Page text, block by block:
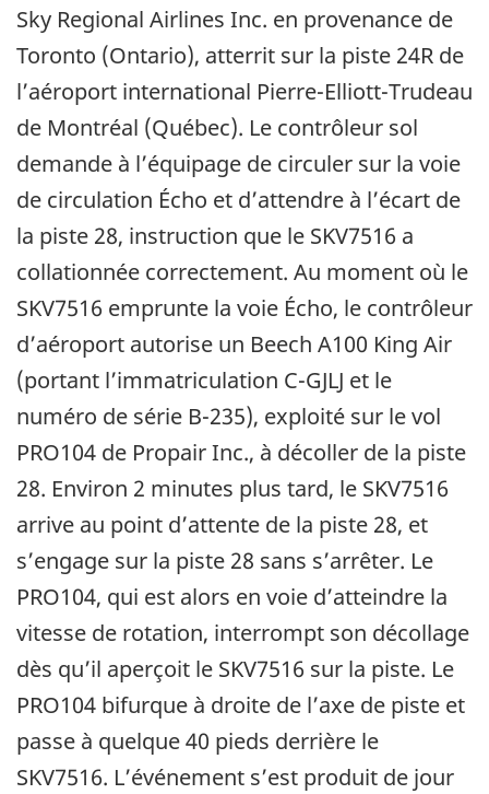
Sky Regional Airlines Inc. en provenance de
Toronto (Ontario), atterrit sur la piste 24R de
l’aéroport international Pierre-Elliott-Trudeau
de Montréal (Québec). Le contrôleur sol
demande à l’équipage de circuler sur la voie
de circulation Écho et d’attendre à l’écart de
la piste 28, instruction que le SKV7516 a
collationnée correctement. Au moment où le
SKV7516 emprunte la voie Écho, le contrôleur
d’aéroport autorise un Beech A100 King Air
(portant l’immatriculation C-GJLJ et le
numéro de série B-235), exploité sur le vol
PRO104 de Propair Inc., à décoller de la piste
28. Environ 2 minutes plus tard, le SKV7516
arrive au point d’attente de la piste 28, et
s’engage sur la piste 28 sans s’arrêter. Le
PRO104, qui est alors en voie d’atteindre la
vitesse de rotation, interrompt son décollage
dès qu’il aperçoit le SKV7516 sur la piste. Le
PRO104 bifurque à droite de l’axe de piste et
passe à quelque 40 pieds derrière le
SKV7516. L’événement s’est produit de jour